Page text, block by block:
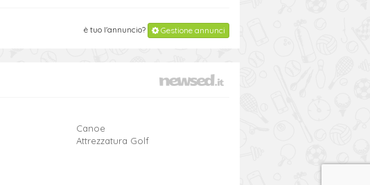
è tuo l'annuncio? Gestione annunci
Canoe
Attrezzatura Golf